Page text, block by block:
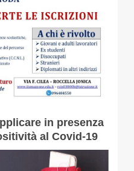
in presenza
al Covid-19